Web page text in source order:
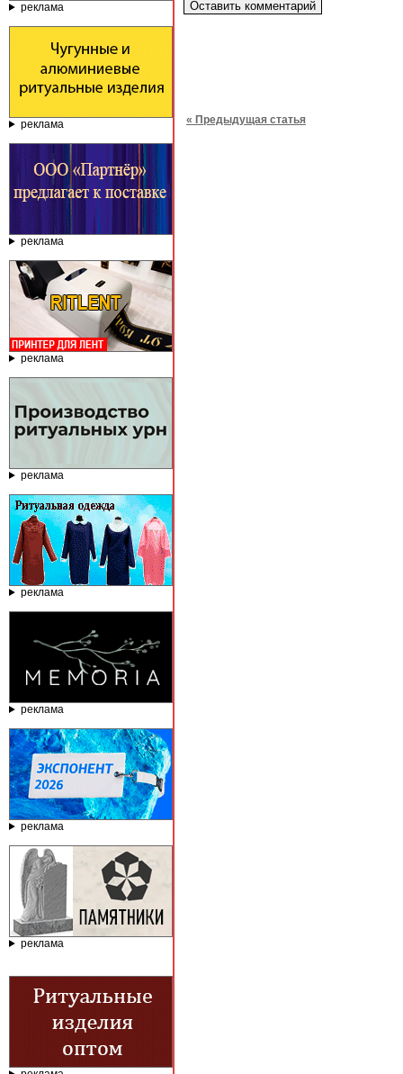
реклама
реклама
реклама
реклама
реклама
реклама
реклама
реклама
реклама
« Предыдущая статья